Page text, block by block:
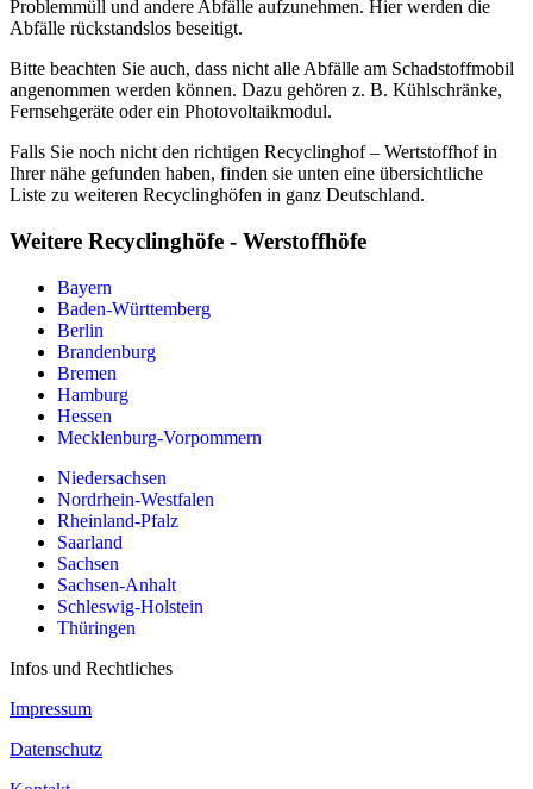
Problemmüll und andere Abfälle aufzunehmen. Hier werden die
Abfälle rückstandslos beseitigt.
Bitte beachten Sie auch, dass nicht alle Abfälle am Schadstoffmobil
angenommen werden können. Dazu gehören z. B. Kühlschränke,
Fernsehgeräte oder ein Photovoltaikmodul.
Falls Sie noch nicht den richtigen Recyclinghof – Wertstoffhof in
Ihrer nähe gefunden haben, finden sie unten eine übersichtliche
Liste zu weiteren Recyclinghöfen in ganz Deutschland.
Weitere Recyclinghöfe - Werstoffhöfe
Bayern
Baden-Württemberg
Berlin
Brandenburg
Bremen
Hamburg
Hessen
Mecklenburg-Vorpommern
Niedersachsen
Nordrhein-Westfalen
Rheinland-Pfalz
Saarland
Sachsen
Sachsen-Anhalt
Schleswig-Holstein
Thüringen
Infos und Rechtliches
Impressum
Datenschutz